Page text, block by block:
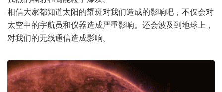
相信大家都知道太阳的耀斑对我们造成的影响吧，不仅会对
太空中的宇航员和仪器造成严重影响。还会波及到地球上，
对我们的无线通信造成影响。